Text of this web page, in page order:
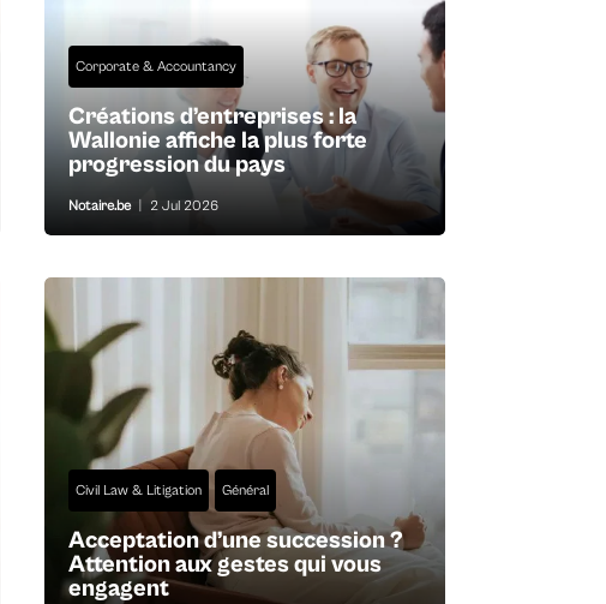
Corporate & Accountancy
Créations d’entreprises : la
Wallonie affiche la plus forte
progression du pays
Notaire.be 2 Jul 2026
Civil Law & Litigation Général
Acceptation d’une succession ?
Attention aux gestes qui vous
engagent